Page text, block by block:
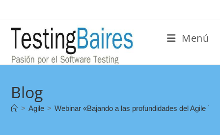
Menú
Blog
> Agile > Webinar «Bajando a las profundidades del Agile